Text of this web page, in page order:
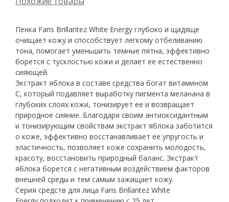
Пенка Faris Brillantez White Energy глубоко и щадяще
очищает кожу и способствует легкому отбеливанию
тона, помогает уменьшить темные пятна, эффективно
борется с тусклостью кожи и делает ее естественно
сияющей.
Экстракт яблока в составе средства богат витамином
С, который подавляет выработку пигмента меланана в
глубоких слоях кожи, тонизирует ее и возвращает
природное сияние. Благодаря своим антиоксидантным
и тонизирующим свойствам экстракт яблока заботится
о коже, эффективно восстанавливает ее упругость и
эластичность, позволяет коже сохранить молодость,
красоту, восстановить природный баланс. Экстракт
яблока борется с негативным воздействием факторов
внешней среды и тем самым зажищает кожу.
Серия средств для лица Faris Brillantez White